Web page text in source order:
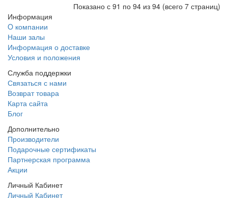
Показано с 91 по 94 из 94 (всего 7 страниц)
Информация
O компании
Наши залы
Информация о доставке
Условия и положения
Служба поддержки
Связаться с нами
Возврат товара
Карта сайта
Блог
Дополнительно
Производители
Подарочные сертификаты
Партнерская программа
Акции
Личный Кабинет
Личный Кабинет